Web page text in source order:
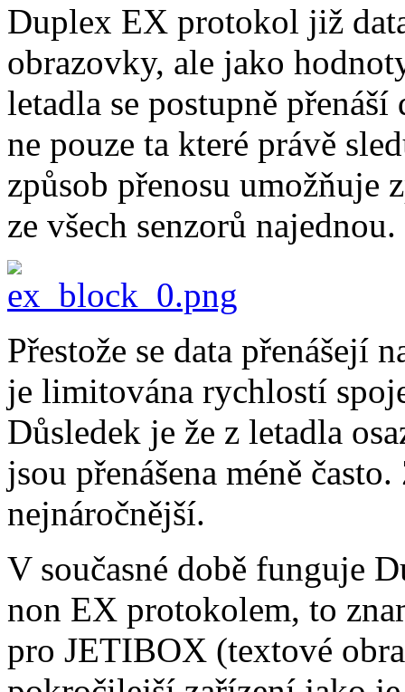
Duplex EX protokol již
obrazovky, ale jako
letadla se postupně přenáší
ne pouze ta které právě
způsob přenosu umožňuje
ze všech senzorů najednou.
Přestože se data přenášejí
je limitována rychlostí
Důsledek je že z letadla
jsou přenášena méně
nejnáročnější.
V současné době funguje
non EX protokolem, to
pro JETIBOX (textové